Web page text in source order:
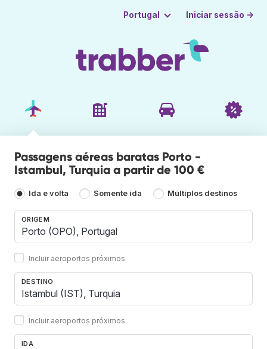
Portugal Iniciar sessão →
Passagens aéreas baratas Porto -
Istambul, Turquia a partir de 100 €
Ida e volta Somente ida Múltiplos destinos
ORIGEM
Incluir aeroportos próximos
DESTINO
Incluir aeroportos próximos
IDA